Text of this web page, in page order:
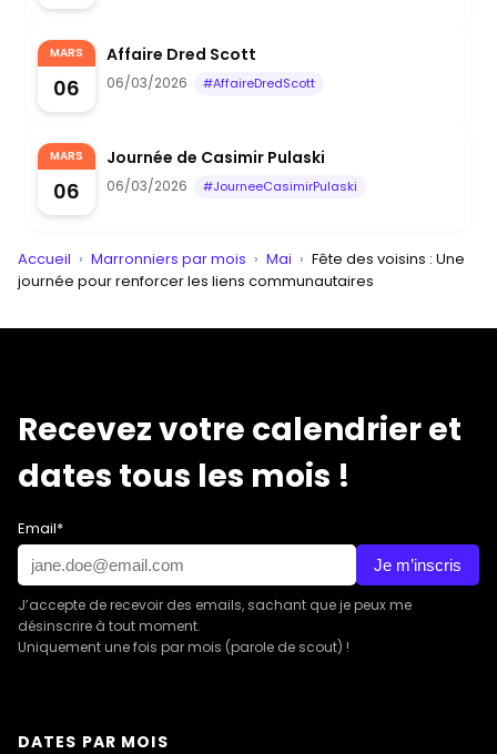
MARS
06
Affaire Dred Scott
06/03/2026 #AffaireDredScott
MARS
06
Journée de Casimir Pulaski
06/03/2026 #JourneeCasimirPulaski
Accueil › Marronniers par mois › Mai › Fête des voisins : Une
journée pour renforcer les liens communautaires
Recevez votre calendrier et
dates tous les mois !
Email*
Je m’inscris
J’accepte de recevoir des emails, sachant que je peux me
désinscrire à tout moment.
Uniquement une fois par mois (parole de scout) !
DATES PAR MOIS